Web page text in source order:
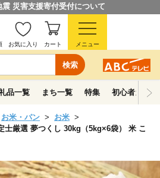
災害支援寄付受付について
検索
お気に入り カート メニュー
品一覧 まち一覧 特集 初心者ガイド
お米・パン
お米
士厳選 夢つくし 30kg（5kg×6袋） 米 こ